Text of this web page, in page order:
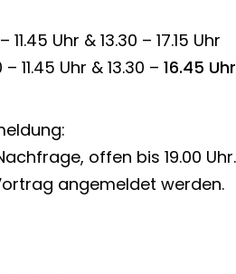
Uhr & 13.30 – 17.15 Uhr
11.45 Uhr & 13.30 – 16.45 Uhr
offen bis 19.00 Uhr.
angemeldet werden.